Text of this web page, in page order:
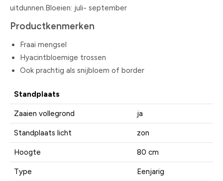
uitdunnen.Bloeien: juli- september
Productkenmerken
Fraai mengsel
Hyacintbloemige trossen
Ook prachtig als snijbloem of border
Standplaats
Zaaien vollegrond ja
Standplaats licht zon
Hoogte 80 cm
Type Eenjarig